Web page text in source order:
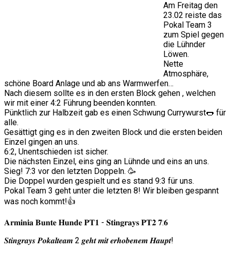
Am Freitag den
23.02 reiste das
Pokal Team 3
zum Spiel gegen
die Lühnder
Löwen.
Nette
Atmosphäre,
schöne Board Anlage und ab ans Warmwerfen…
Nach diesem sollte es in den ersten Block gehen , welchen
wir mit einer 4:2 Führung beenden konnten.
Pünktlich zur Halbzeit gab es einen Schwung Currywurst🌭 für
alle.
Gesättigt ging es in den zweiten Block und die ersten beiden
Einzel gingen an uns.
6:2, Unentschieden ist sicher.
Die nächsten Einzel, eins ging an Lühnde und eins an uns.
Sieg! 7:3 vor den letzten Doppeln. 🥳
Die Doppel wurden gespielt und es stand 9:3 für uns.
Pokal Team 3 geht unter die letzten 8! Wir bleiben gespannt
was noch kommt!👍
𝐀𝐫𝐦𝐢𝐧𝐢𝐚 𝐁𝐮𝐧𝐭𝐞 𝐇𝐮𝐧𝐝𝐞 𝐏𝐓𝟏 - 𝐒𝐭𝐢𝐧𝐠𝐫𝐚𝐲𝐬 𝐏𝐓𝟐 𝟕:𝟔
𝑺𝒕𝒊𝒏𝒈𝒓𝒂𝒚𝒔 𝑷𝒐𝒌𝒂𝒍𝒕𝒆𝒂𝒎 2 𝒈𝒆𝒉𝒕 𝒎𝒊𝒕 𝒆𝒓𝒉𝒐𝒃𝒆𝒏𝒆𝒎 𝑯𝒂𝒖𝒑𝒕!